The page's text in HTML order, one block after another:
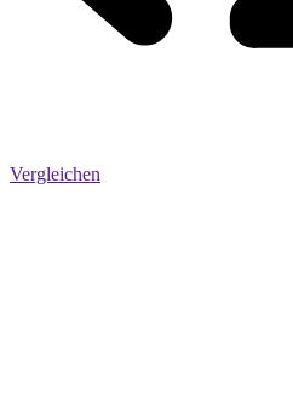
Vergleichen